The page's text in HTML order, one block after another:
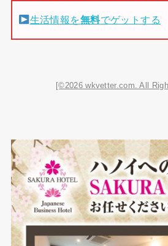
生活情報を無料でゲットする
[©2026 wkvetter.com. All